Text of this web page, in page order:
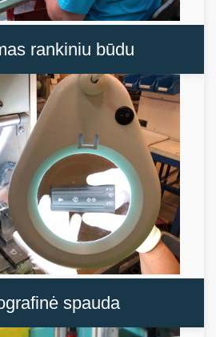
rankiniu būdu
spauda